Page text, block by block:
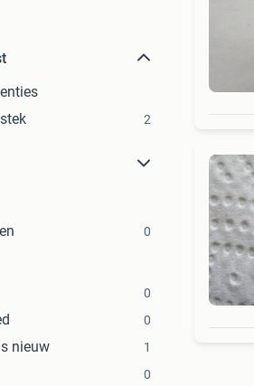
2
0
0
0
nieuw 1
0